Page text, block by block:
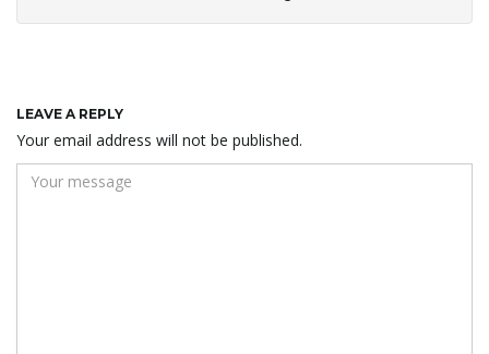
LEAVE A REPLY
Your email address will not be published.